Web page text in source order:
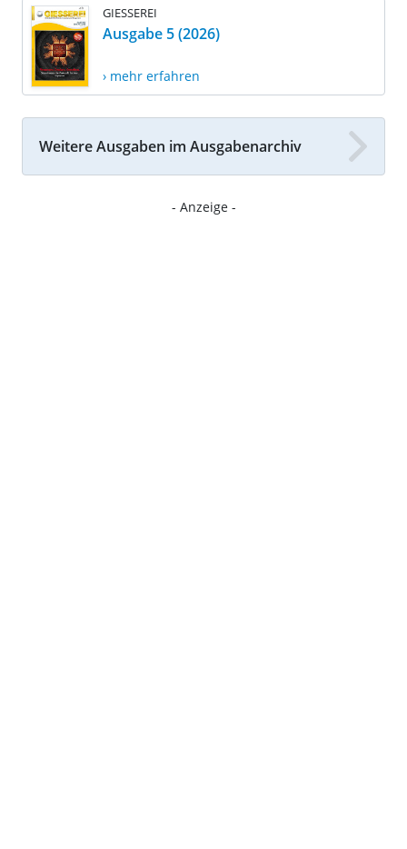
GIESSEREI
Ausgabe 5 (2026)
› mehr erfahren
Weitere Ausgaben im Ausgabenarchiv
- Anzeige -